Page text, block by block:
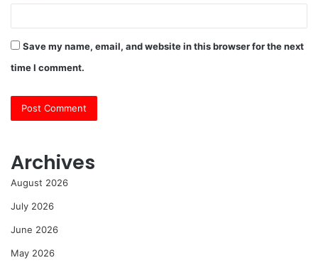
Save my name, email, and website in this browser for the next
time I comment.
Archives
August 2026
July 2026
June 2026
May 2026